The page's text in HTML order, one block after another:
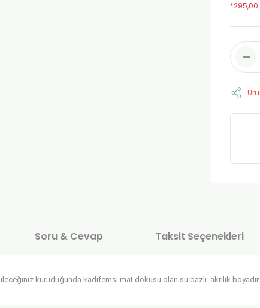
Soru & Cevap Taksit Seçenekleri
kuruduğunda kadifemsi mat dokusu olan su bazlı akrilik boyadır.